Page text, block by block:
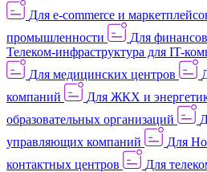
Для e-commerce и
промышленности
Для
Телеком-инфраструктура для IT-
Для медицинских центров
компаний
Для ЖКХ и
образовательных организаций
управляющих компаний
Для
контактных центров
Для